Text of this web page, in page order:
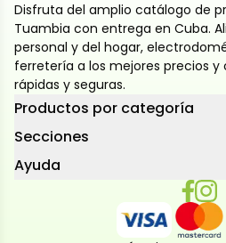
Disfruta del amplio catálogo de
Tuambia con entrega en Cuba.
personal y del hogar,
ferretería a los mejores precios y
rápidas y seguras.
Productos por categoría
Secciones
Ayuda